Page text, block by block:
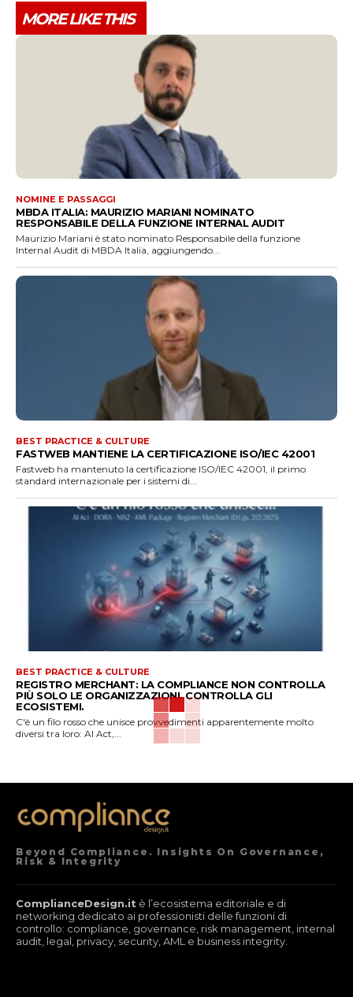
MORE LIKE THIS
NOMINE E PASSAGGI
MBDA ITALIA: MAURIZIO MARIANI NOMINATO
RESPONSABILE DELLA FUNZIONE INTERNAL AUDIT
Maurizio Mariani è stato nominato Responsabile della funzione
Internal Audit di MBDA Italia, aggiungendo...
BEST PRACTICE & CULTURE
FASTWEB MANTIENE LA CERTIFICAZIONE ISO/IEC 42001
Fastweb ha mantenuto la certificazione ISO/IEC 42001, il primo
standard internazionale per i sistemi di...
BEST PRACTICE & CULTURE
REGISTRO MERCHANT: LA COMPLIANCE NON CONTROLLA
PIÙ SOLO LE ORGANIZZAZIONI. CONTROLLA GLI
ECOSISTEMI.
C'è un filo rosso che unisce provvedimenti apparentemente molto
diversi tra loro: AI Act,...
Beyond Compliance. Insights On Governance,
Risk & Integrity
ComplianceDesign.it è l’ecosistema editoriale e di
networking dedicato ai professionisti delle funzioni di
controllo: compliance, governance, risk management, internal
audit, legal, privacy, security, AML e business integrity.